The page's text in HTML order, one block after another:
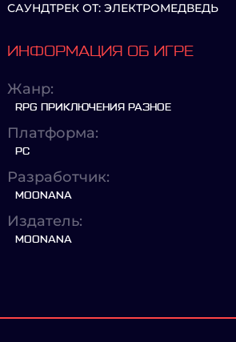
САУНДТРЕК ОТ: ЭЛЕКТРОМЕДВЕДЬ
ИНФОРМАЦИЯ ОБ ИГРЕ
Жанр:
RPG ПРИКЛЮЧЕНИЯ РАЗНОЕ
Платформа:
PC
Разработчик:
MOONANA
Издатель:
MOONANA